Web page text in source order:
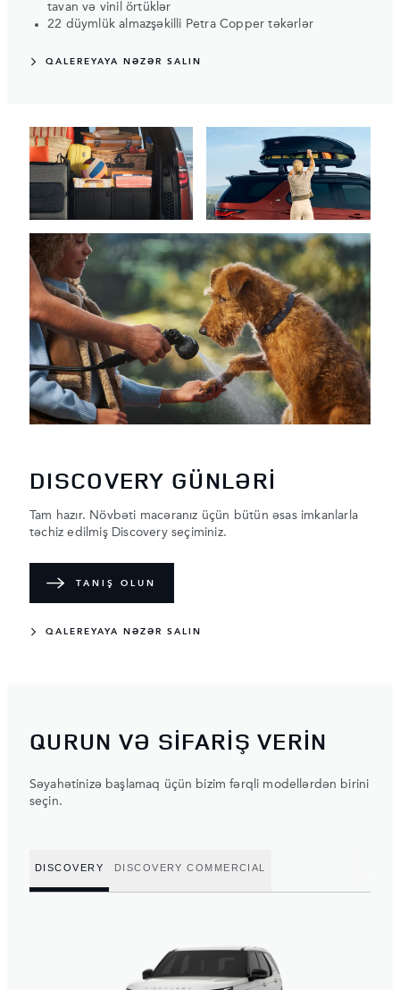
tavan və vinil örtüklər
22 düymlük almazşəkilli Petra Copper təkərlər
QALEREYAYA NƏZƏR SALIN
DISCOVERY GÜNLƏRİ
Tam hazır. Növbəti macəranız üçün bütün əsas imkanlarla
təchiz edilmiş Discovery seçiminiz.
TANIŞ OLUN
QALEREYAYA NƏZƏR SALIN
QURUN VƏ SİFARİŞ VERİN
Səyahətinizə başlamaq üçün bizim fərqli modellərdən birini
seçin.
DISCOVERY DISCOVERY COMMERCIAL